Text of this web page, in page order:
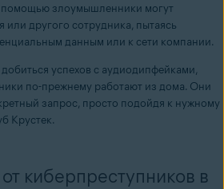
помощью злоумышленники могут
или другого сотрудника, пытаясь
данным или к сети компании.
успехов с аудиодипфейками,
по-прежнему работают из дома. Они
запрос, просто подойдя к нужному
Крустек.
киберпреступников в